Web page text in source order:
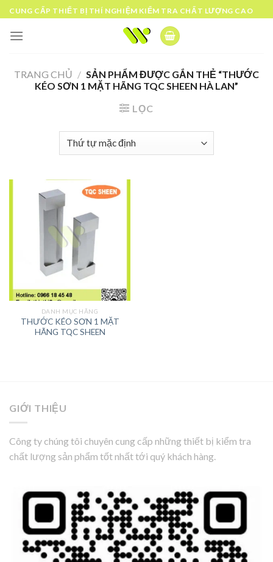
Skip
to
content
CUNG CẤP THIẾT BỊ THÍ NGHIỆM KIỂM TRA CHẤT LƯỢNG CAO
TRANG CHỦ / SẢN PHẨM ĐƯỢC GẮN THẺ “THƯỚC
KÉO SƠN 1 MẶT HÃNG TQC SHEEN HÀ LAN”
LỌC
DANH MỤC HÃNG
THƯỚC KÉO SƠN 1 MẶT
HÃNG TQC SHEEN
GIỚI THIỆU
Công ty chúng tôi chuyên cung cấp những thiết bị kiểm tra
chất lượng sản phẩm tốt nhất tới quý khách hàng.